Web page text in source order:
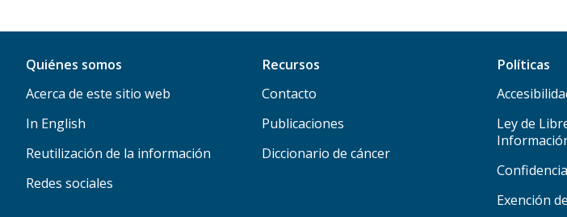
Quiénes somos
Acerca de este sitio web
In English
Reutilización de la información
Redes sociales
Recursos
Contacto
Publicaciones
Diccionario de cáncer
Políticas
Ley de
Exención